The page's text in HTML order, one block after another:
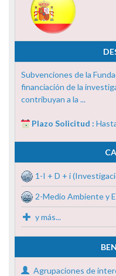
Subvenciones de la
financiación de la
contribuyan a la ...
Plazo Solicitud :
1-I + D + i
2-Medio Ambiente y
y más...
Agrupaciones de